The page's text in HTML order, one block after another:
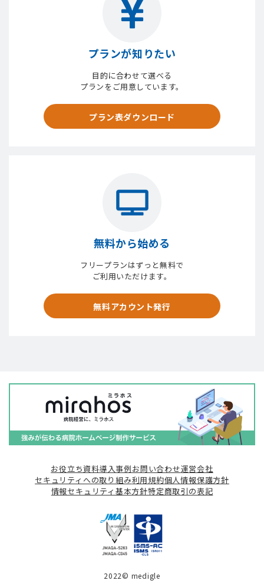
プランが知りたい
目的に合わせて選べる
プランをご用意しています。
プラン表ダウンロード
無料から始める
フリープランはずっと無料で
ご利用いただけます。
無料アカウント発行
2022© medigle
お役立ち資料導入事例お問い合わせ運営会社
セキュリティへの取り組み利用規約個人情報保護方針
情報セキュリティ基本方針特定商取引の表記